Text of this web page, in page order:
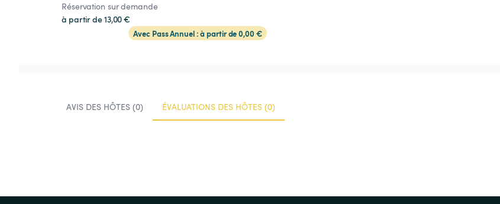
Réservation sur demande
à partir de 13,00 €
Avec Pass Annuel : à partir de 0,00 €
AVIS DES HÔTES (0) ÉVALUATIONS DES HÔTES (0)